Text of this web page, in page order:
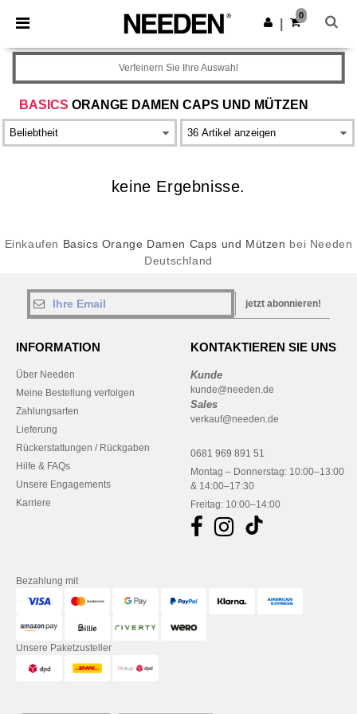
× Needen App
Bessere Preise in der App!
App holen
0
BASICS ORANGE DAMEN CAPS UND MÜTZEN
Verfeinern Sie Ihre Auswahl
keine Ergebnisse.
Einkaufen Basics Orange Damen Caps und Mützen bei Needen
Deutschland
jetzt abonnieren!
INFORMATION
Über Needen
Meine Bestellung verfolgen
Zahlungsarten
Lieferung
Rückerstattungen / Rückgaben
Hilfe & FAQs
Unsere Engagements
Karriere
KONTAKTIEREN SIE UNS
Kunde
kunde@needen.de
Sales
verkauf@needen.de
0681 969 891 51
Montag – Donnerstag: 10:00–13:00
& 14:00–17:30
Freitag: 10:00–14:00
Bezahlung mit
Unsere Paketzusteller